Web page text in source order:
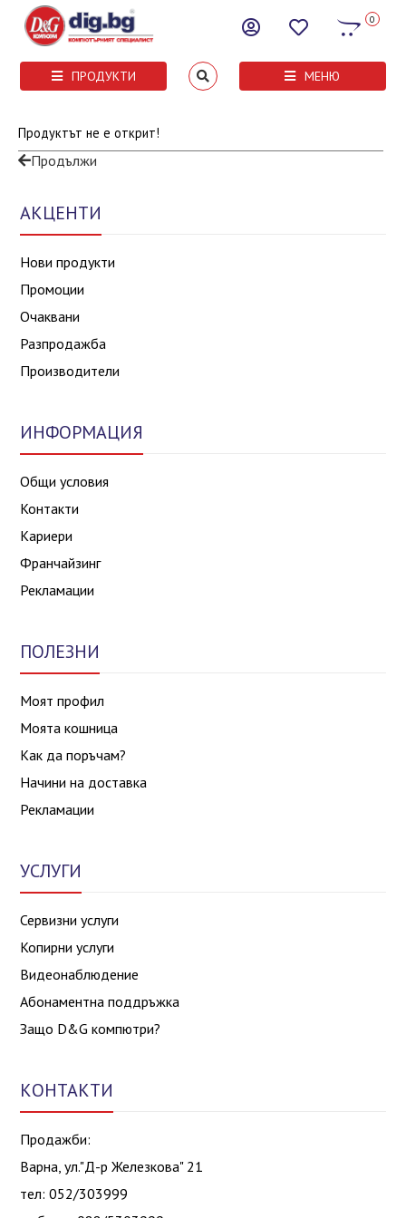
0
ПРОДУКТИ МЕНЮ
Продуктът не е открит!
Продължи
АКЦЕНТИ
Нови продукти
Промоции
Очаквани
Разпродажба
Производители
ИНФОРМАЦИЯ
Общи условия
Контакти
Кариери
Франчайзинг
Рекламации
ПОЛЕЗНИ
Моят профил
Моята кошница
Как да поръчам?
Начини на доставка
Рекламации
УСЛУГИ
Сервизни услуги
Копирни услуги
Видеонаблюдение
Абонаментна поддръжка
Защо D&G компютри?
КОНТАКТИ
Продажби:
Варна, ул."Д-р Железкова" 21
тел: 052/303999